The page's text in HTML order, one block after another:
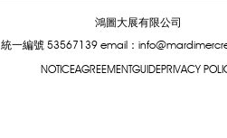
鴻圖大展有限公司
統一編號 53567139 email：
NOTICEAGREEMENTGUIDEPRIVACY